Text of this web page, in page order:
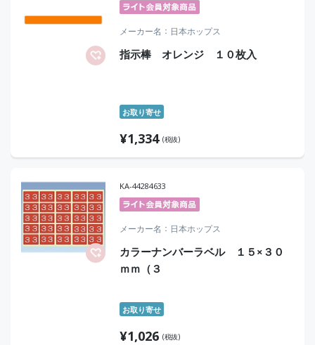
メーカー名 日本ホップス
指示棒 オレンジ １０枚入
お取り寄せ
¥1,334 (税抜)
KA-44284633
メーカー名 日本ホップス
カラーナンバーラベル １５×３０
ｍｍ（３
お取り寄せ
¥1,026 (税抜)